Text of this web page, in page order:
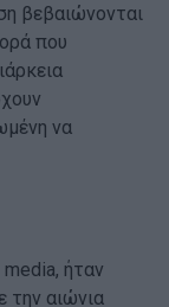
βεβαιώνονται
που
να
ήταν
την αιώνια